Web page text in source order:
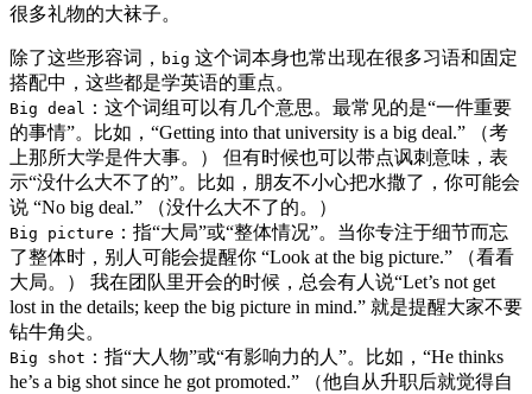
很多礼物的大袜子。
除了这些形容词， big 这个词本身也常出现在很多习语和固定
搭配中，这些都是学英语的重点。
Big deal
：这个词组可以有几个意思。最常见的是“一件重要
的事情”。比如，“Getting into that university is a big deal.” （考
上那所大学是件大事。） 但有时候也可以带点讽刺意味，表
示“没什么大不了的”。比如，朋友不小心把水撒了，你可能会
说 “No big deal.” （没什么大不了的。）
Big picture ：指“大局”或“整体情况”。当你专注于细节而忘
了整体时，别人可能会提醒你 “Look at the big picture.” （看看
大局。） 我在团队里开会的时候，总会有人说“Let’s not get
lost in the details; keep the big picture in mind.” 就是提醒大家不要
钻牛角尖。
Big shot ：指“大人物”或“有影响力的人”。比如，“He thinks
he’s a big shot since he got promoted.” （他自从升职后就觉得自